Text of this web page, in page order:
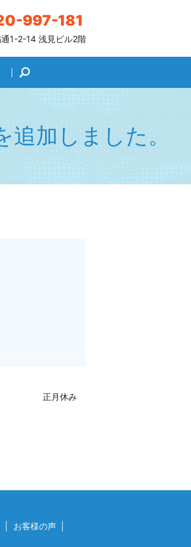
997-181
1-2-14 浅見ビル2階
search
追加しました。
正月休み
お客様の声